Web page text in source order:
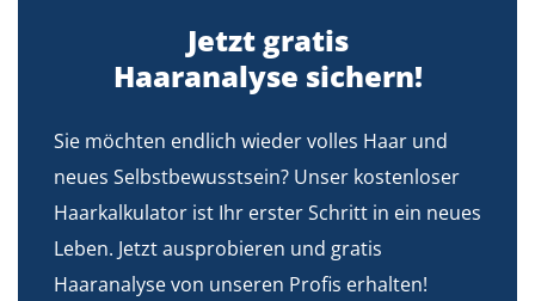
Jetzt gratis
Haaranalyse sichern!
Sie möchten endlich wieder volles Haar und
neues Selbstbewusstsein? Unser kostenloser
Haarkalkulator ist Ihr erster Schritt in ein neues
Leben. Jetzt ausprobieren und gratis
Haaranalyse von unseren Profis erhalten!